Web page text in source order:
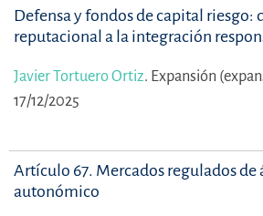
Defensa y fondos de capital riesgo:
reputacional a la integración
Javier Tortuero Ortiz. Expansión
17/12/2025
Artículo 67. Mercados regulados de
autonómico